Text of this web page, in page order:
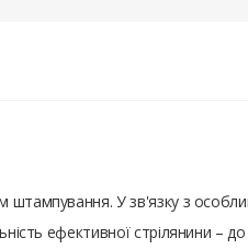
штампування. У зв'язку з
ефективної стрілянини – до